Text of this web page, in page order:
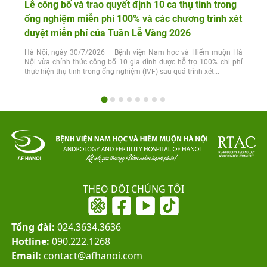
Lễ công bố và trao quyết định 10 ca thụ tinh trong
ống nghiệm miễn phí 100% và các chương trình xét
duyệt miễn phí của Tuần Lễ Vàng 2026
Hà Nội, ngày 30/7/2026 – Bệnh viện Nam học và Hiếm muộn Hà
Nội vừa chính thức công bố 10 gia đình được hỗ trợ 100% chi phí
thực hiện thụ tinh trong ống nghiệm (IVF) sau quá trình xét...
THEO DÕI CHÚNG TÔI
Tổng đài: 024.3634.3636
Hotline: 090.222.1268
Email: contact@afhanoi.com